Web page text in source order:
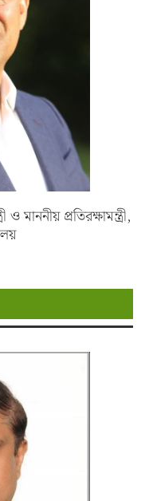
মাননীয় প্রতিরক্ষামন্ত্রী,